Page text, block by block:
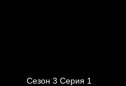
Сезон 3 Серия 1